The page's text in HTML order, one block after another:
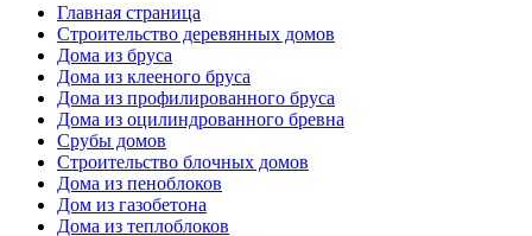
Главная страница
Строительство деревянных домов
Дома из бруса
Дома из клееного бруса
Дома из профилированного бруса
Дома из оцилиндрованного бревна
Срубы домов
Строительство блочных домов
Дома из пеноблоков
Дом из газобетона
Дома из теплоблоков